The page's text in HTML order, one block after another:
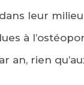
leur
à
an, rien